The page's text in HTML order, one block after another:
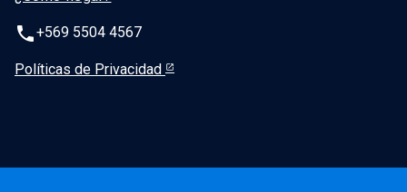
phone+569 5504 4567
Políticas de Privacidad